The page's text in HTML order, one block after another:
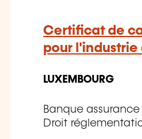
Certificat de
pour l'industrie
LUXEMBOURG
Banque
Droit